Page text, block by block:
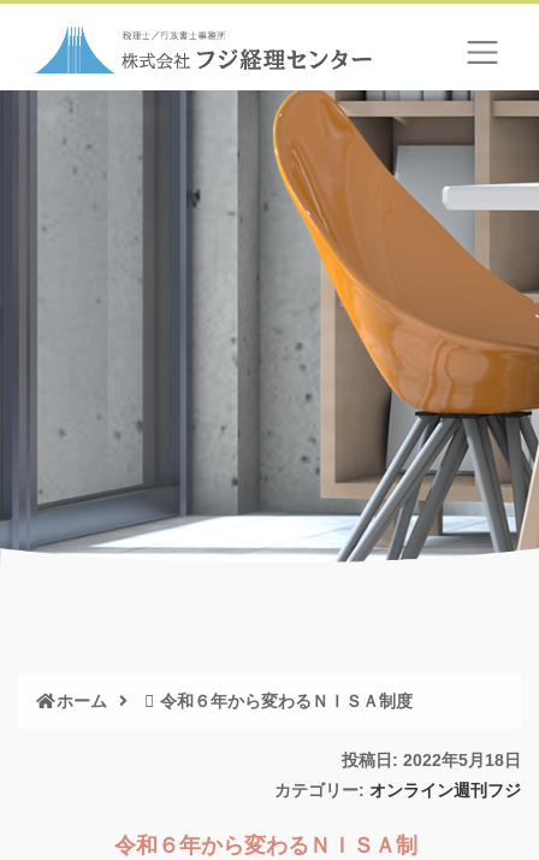
ホーム 令和６年から変わるＮＩＳＡ制度
投稿日: 2022年5月18日
カテゴリー: オンライン週刊フジ
令和６年から変わるＮＩＳＡ制